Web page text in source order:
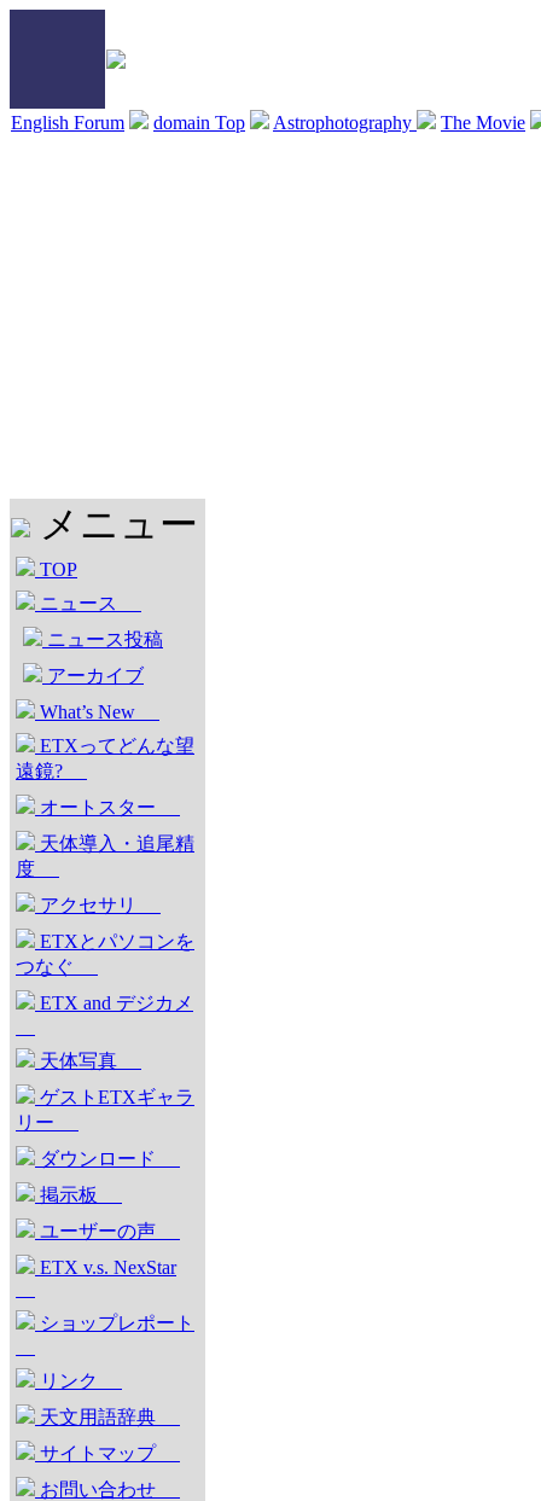
English Forum domain Top Astrophotography The Movie
メニュー
TOP
ニュース
ニュース投稿
アーカイブ
What’s New
ETXってどんな望
遠鏡?
オートスター
天体導入・追尾精
度
アクセサリ
ETXとパソコンを
つなぐ
ETX and デジカメ
天体写真
ゲストETXギャラ
リー
ダウンロード
掲示板
ユーザーの声
ETX v.s. NexStar
ショップレポート
リンク
天文用語辞典
サイトマップ
お問い合わせ